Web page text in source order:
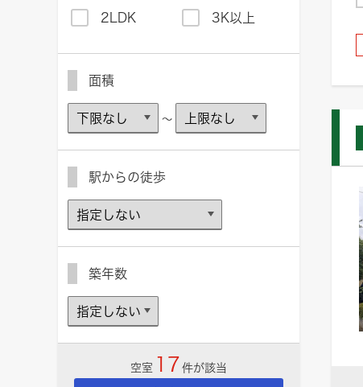
2LDK 3K以上
面積
～
駅からの徒歩
築年数
空室 17 件が該当